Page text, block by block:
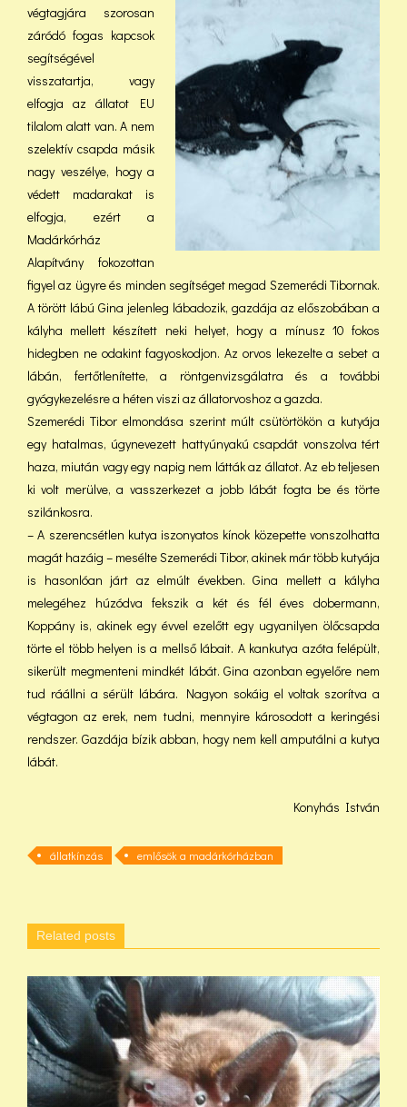
végtagjára szorosan
záródó fogas kapcsok
segítségével
visszatartja, vagy
elfogja az állatot EU
tilalom alatt van. A nem
szelektív csapda másik
nagy veszélye, hogy a
védett madarakat is
elfogja, ezért a
Madárkórház
Alapítvány fokozottan
figyel az ügyre és minden segítséget megad Szemerédi Tibornak.
A törött lábú Gina jelenleg lábadozik, gazdája az előszobában a
kályha mellett készített neki helyet, hogy a mínusz 10 fokos
hidegben ne odakint fagyoskodjon. Az orvos lekezelte a sebet a
lábán, fertőtlenítette, a röntgenvizsgálatra és a további
gyógykezelésre a héten viszi az állatorvoshoz a gazda.
Szemerédi Tibor elmondása szerint múlt csütörtökön a kutyája
egy hatalmas, úgynevezett hattyúnyakú csapdát vonszolva tért
haza, miután vagy egy napig nem látták az állatot. Az eb teljesen
ki volt merülve, a vasszerkezet a jobb lábát fogta be és törte
szilánkosra.
– A szerencsétlen kutya iszonyatos kínok közepette vonszolhatta
magát hazáig – mesélte Szemerédi Tibor, akinek már több kutyája
is hasonlóan járt az elmúlt években. Gina mellett a kályha
melegéhez húzódva fekszik a két és fél éves dobermann,
Koppány is, akinek egy évvel ezelőtt egy ugyanilyen ölőcsapda
törte el több helyen is a mellső lábait. A kankutya azóta felépült,
sikerült megmenteni mindkét lábát. Gina azonban egyelőre nem
tud ráállni a sérült lábára. Nagyon sokáig el voltak szorítva a
végtagon az erek, nem tudni, mennyire károsodott a keringési
rendszer. Gazdája bízik abban, hogy nem kell amputálni a kutya
lábát.
Konyhás István
állatkínzás emlősök a madárkórházban
Related posts